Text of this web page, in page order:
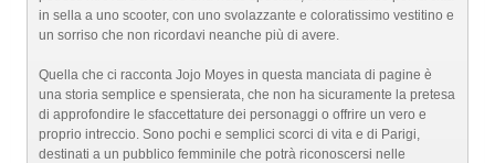
in sella a uno scooter, con uno svolazzante e coloratissimo vestitino e
un sorriso che non ricordavi neanche più di avere.
Quella che ci racconta Jojo Moyes in questa manciata di pagine è
una storia semplice e spensierata, che non ha sicuramente la pretesa
di approfondire le sfaccettature dei personaggi o offrire un vero e
proprio intreccio. Sono pochi e semplici scorci di vita e di Parigi,
destinati a un pubblico femminile che potrà riconoscersi nelle